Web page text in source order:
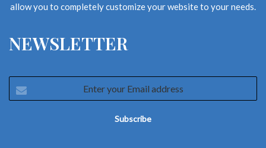
allow you to completely customize your website to your needs.
NEWSLETTER
your